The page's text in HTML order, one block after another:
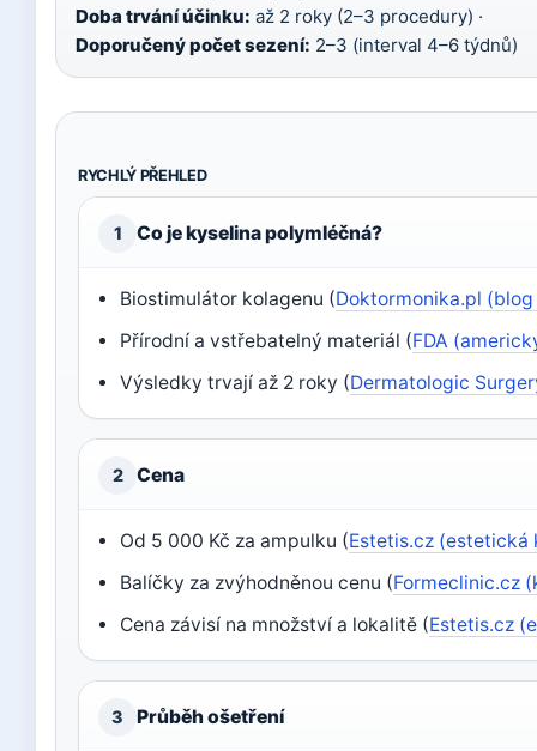
Doba trvání účinku: až 2 roky (2–3 procedury) ·
Doporučený počet sezení: 2–3 (interval 4–6 týdnů)
RYCHLÝ PŘEHLED
1 Co je kyselina polymléčná?
Biostimulátor kolagenu (Doktormonika.pl
Přírodní a vstřebatelný materiál (FDA
Výsledky trvají až 2 roky (Dermatologic
2 Cena
Od 5 000 Kč za ampulku (Estetis.cz (estetická
Balíčky za zvýhodněnou cenu (Formeclinic.cz
Cena závisí na množství a lokalitě (Estetis.cz
3 Průběh ošetření